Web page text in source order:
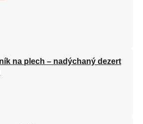
na plech – nadýchaný dezert